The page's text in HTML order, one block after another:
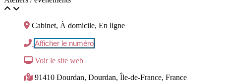
Cabinet, À domicile, En ligne
Afficher le numéro
Voir le site web
91410 Dourdan, Dourdan, Île-de-France, France